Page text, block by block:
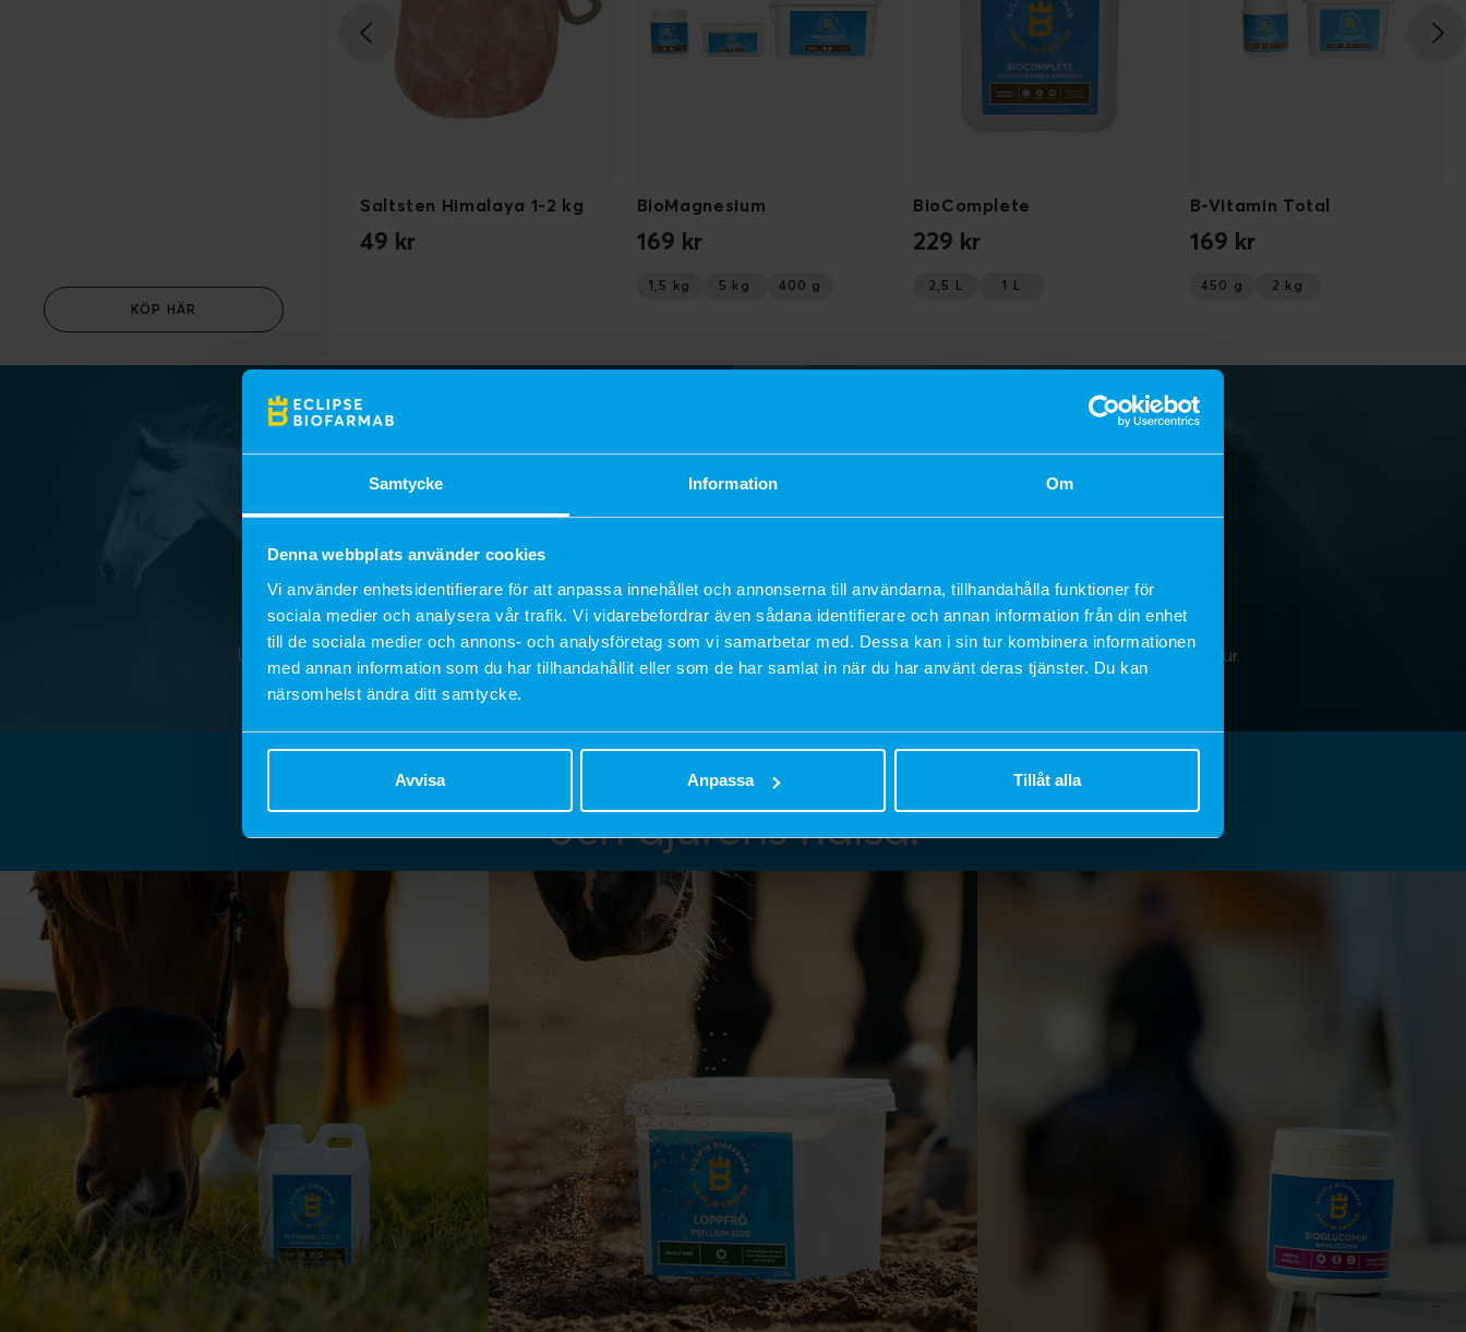
Samtycke Information Om
Denna webbplats använder cookies
Vi använder enhetsidentifierare för att anpassa innehållet och annonserna till användarna, tillhandahålla funktioner för
sociala medier och analysera vår trafik. Vi vidarebefordrar även sådana identifierare och annan information från din enhet
till de sociala medier och annons- och analysföretag som vi samarbetar med. Dessa kan i sin tur kombinera informationen
med annan information som du har tillhandahållit eller som de har samlat in när du har använt deras tjänster. Du kan
närsomhelst ändra ditt samtycke.
Avvisa Anpassa Tillåt alla
KÖP HÄR
2 kg 500 g
Saltsten Himalaya 1-2 kg
49 kr
BioMagnesium
169 kr
1,5 kg 5 kg 400 g
BioComplete
229 kr
2,5 L 1 L
B-Vitamin Total
169 kr
450 g 2 kg
HÄST
Upptäck våra produkter till häst
UPPTÄCK
HUND & KATT
Upptäck våra produkter till husdjur.
Skapat med stark passion för djur
och djurens hälsa.